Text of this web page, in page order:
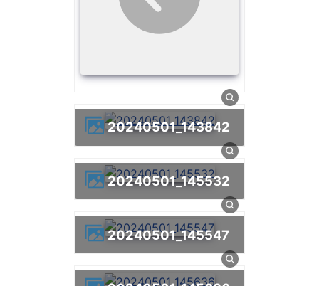
20240501_143842
20240501_145532
20240501_145547